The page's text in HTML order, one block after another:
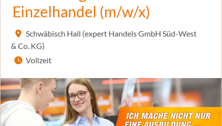
Einzelhandel (m/w/x)
Schwäbisch Hall (expert Handels GmbH Süd-West
& Co. KG)
Vollzeit